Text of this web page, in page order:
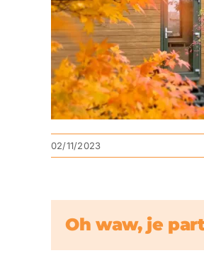
02/11/2023
Oh waw, je